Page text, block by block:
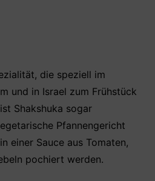
die speziell im
und in Israel zum Frühstück
Shakshuka sogar
Pfannengericht
einer Sauce aus Tomaten,
pochiert werden.